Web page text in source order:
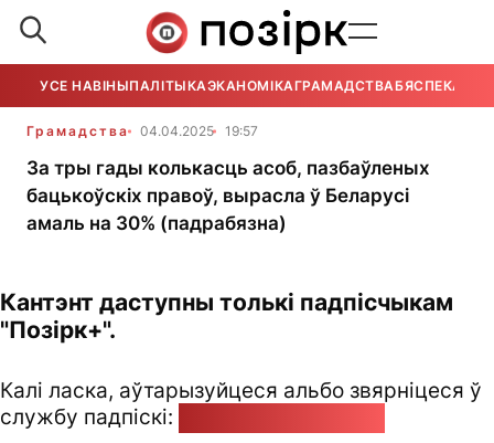
УСЕ НАВІНЫПАЛІТЫКАЭКАНОМІКАГРАМАДСТВАБЯСПЕКА
Грамадства 04.04.2025 19:57
За тры гады колькасць асоб, пазбаўленых
бацькоўскіх правоў, вырасла ў Беларусі
амаль на 30% (падрабязна)
Кантэнт даступны толькі падпісчыкам
"Позірк+".
Калі ласка, аўтарызуйцеся альбо звярніцеся ў
службу падпіскі: